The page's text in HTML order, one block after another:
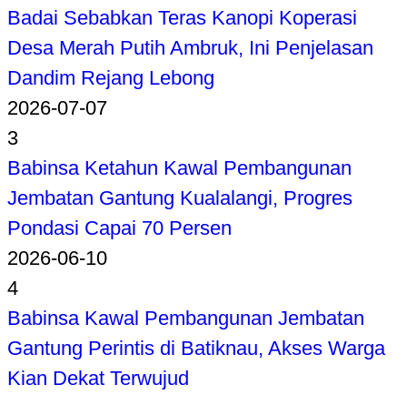
Badai Sebabkan Teras Kanopi Koperasi
Desa Merah Putih Ambruk, Ini Penjelasan
Dandim Rejang Lebong
2026-07-07
3
Babinsa Ketahun Kawal Pembangunan
Jembatan Gantung Kualalangi, Progres
Pondasi Capai 70 Persen
2026-06-10
4
Babinsa Kawal Pembangunan Jembatan
Gantung Perintis di Batiknau, Akses Warga
Kian Dekat Terwujud